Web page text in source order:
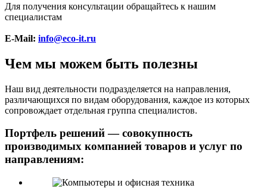
Для получения консультации обращайтесь к нашим
специалистам
E-Mail: info@eco-it.ru
Чем мы можем быть полезны
Наш вид деятельности подразделяется на направления,
различающихся по видам оборудования, каждое из которых
сопровождает отдельная группа специалистов.
Портфель решений — совокупность
производимых компанией товаров и услуг по
направлениям: